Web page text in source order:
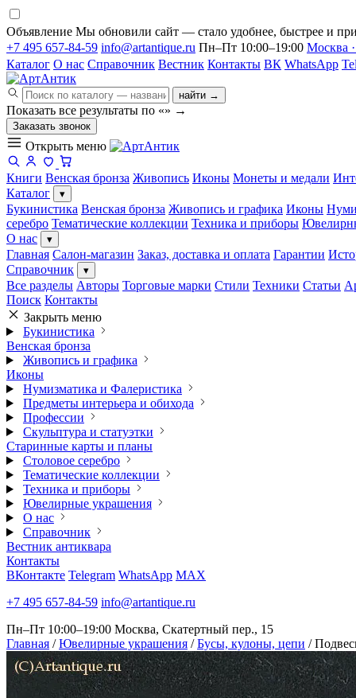
Объявление Мы обновили сайт — стало удобнее, быстрее и
+7 495 657-84-59 info@artantique.ru Пн–Пт 10:00–19:00 Москва
Каталог О нас Справочник Вестник Контакты ВК WhatsApp
найти →
Показать все результаты по «» →
Заказать звонок
Открыть меню
Книги Венская бронза Живопись Иконы Монеты и медали
Каталог
▾
Букинистика Венская бронза Живопись и графика Иконы
серебро Тематические коллекции Техника и приборы
О нас
▾
Главная Салон-магазин Заказ, доставка и оплата Гарантии
Справочник
▾
Все разделы Авторы Торговые марки Стили Техники Статьи
Поиск Контакты
Закрыть меню
Букинистика
Венская бронза
Живопись и графика
Иконы
Нумизматика и Фалеристика
Предметы интерьера и обихода
Профессии
Скульптура и статуэтки
Старинные карты и планы
Столовое серебро
Тематические коллекции
Техника и приборы
Ювелирные украшения
О нас
Справочник
Вестник антиквара
Контакты
ВКонтакте Telegram WhatsApp MAX
+7 495 657-84-59 info@artantique.ru
Пн–Пт 10:00–19:00 Москва, Скатертный пер., 15
Главная / Ювелирные украшения / Бусы, кулоны, цепи /